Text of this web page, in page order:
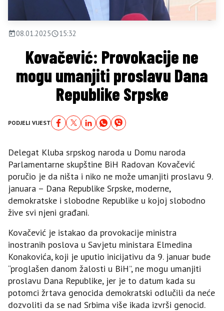
08.01.2025 15:32
Kovačević: Provokacije ne
mogu umanjiti proslavu Dana
Republike Srpske
PODJELI VIJEST
Delegat Kluba srpskog naroda u Domu naroda
Parlamentarne skupštine BiH Radovan Kovačević
poručio je da ništa i niko ne može umanjiti proslavu 9.
januara – Dana Republike Srpske, moderne,
demokratske i slobodne Republike u kojoj slobodno
žive svi njeni građani.
Kovačević je istakao da provokacije ministra
inostranih poslova u Savjetu ministara Elmedina
Konakovića, koji je uputio inicijativu da 9. januar bude
“proglašen danom žalosti u BiH”, ne mogu umanjiti
proslavu Dana Republike, jer je to datum kada su
potomci žrtava genocida demokratski odlučili da neće
dozvoliti da se nad Srbima više ikada izvrši genocid.